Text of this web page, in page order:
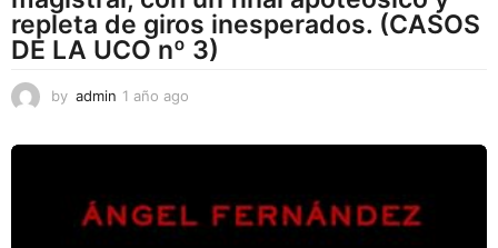
repleta de giros inesperados. (CASOS
DE LA UCO nº 3)
by admin 1 año ago
o